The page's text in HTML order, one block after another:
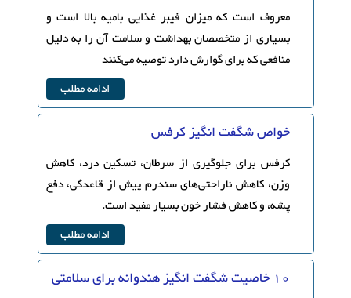
معروف است که میزان فیبر غذایی بامیه بالا است و
بسیاری از متخصصان بهداشت و سلامت آن را به دلیل
منافعی که برای گوارش دارد توصیه می‌کنند
ادامه مطلب
خواص شگفت انگیز کرفس
کرفس برای جلوگیری از سرطان، تسکین درد، کاهش
وزن، کاهش ناراحتی‌های سندرم پیش از قاعدگی، دفع
پشه، و کاهش فشار خون بسیار مفید است.
ادامه مطلب
10 خاصیت شگفت ‌انگیز هندوانه برای سلامتی